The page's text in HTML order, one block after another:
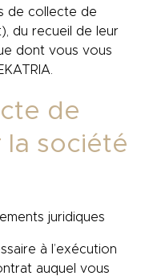
de collecte de
du recueil de leur
dont vous vous
de
la société
juridiques
à l’exécution
auquel vous